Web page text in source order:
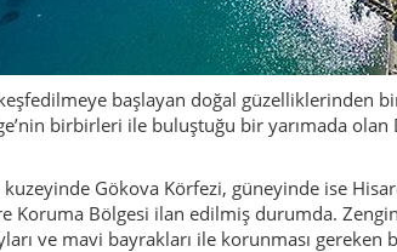
başlayan doğal güzelliklerinden
birbirleri ile buluştuğu bir yarımada olan
kuzeyinde Gökova Körfezi, güneyinde ise
Koruma Bölgesi ilan edilmiş durumda.
ve mavi bayrakları ile korunması gereken